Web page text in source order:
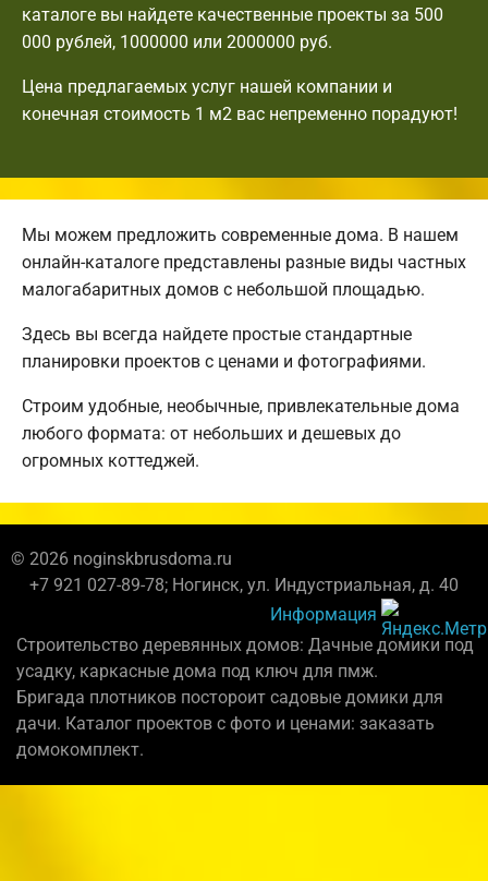
каталоге вы найдете качественные проекты за 500
000 рублей, 1000000 или 2000000 руб.
Цена предлагаемых услуг нашей компании и
конечная стоимость 1 м2 вас непременно порадуют!
Мы можем предложить современные дома. В нашем
онлайн-каталоге представлены разные виды частных
малогабаритных домов с небольшой площадью.
Здесь вы всегда найдете простые стандартные
планировки проектов с ценами и фотографиями.
Строим удобные, необычные, привлекательные дома
любого формата: от небольших и дешевых до
огромных коттеджей.
© 2026 noginskbrusdoma.ru
+7 921 027-89-78; Ногинск, ул. Индустриальная, д. 40
Информация
Строительство деревянных домов: Дачные домики под
усадку, каркасные дома под ключ для пмж.
Бригада плотников постороит садовые домики для
дачи. Каталог проектов с фото и ценами: заказать
домокомплект.